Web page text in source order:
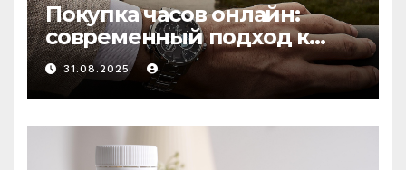
Покупка часов онлайн:
современный подход к
выбору аксессуаров
31.08.2025